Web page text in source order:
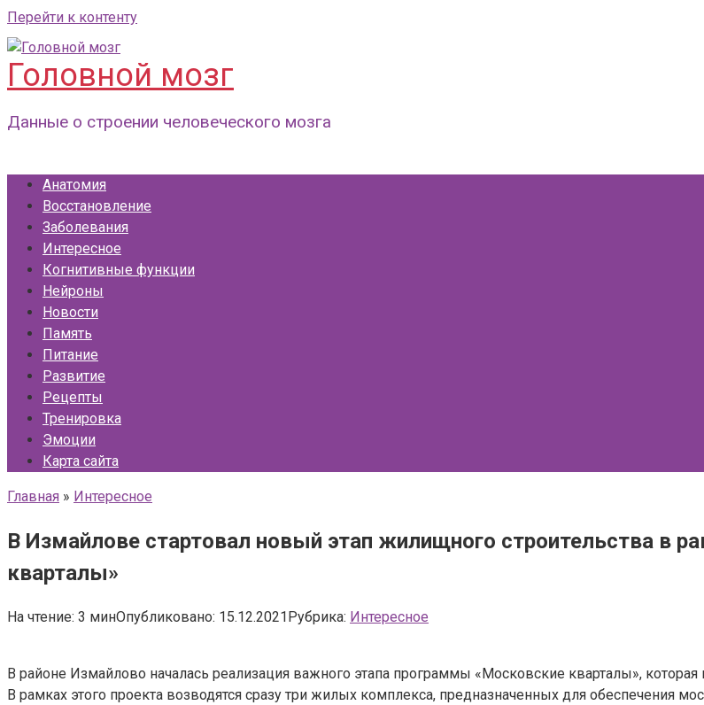
Перейти к контенту
Головной мозг
Данные о строении человеческого мозга
Анатомия
Восстановление
Заболевания
Интересное
Когнитивные функции
Нейроны
Новости
Память
Питание
Развитие
Рецепты
Тренировка
Эмоции
Карта сайта
Главная » Интересное
В Измайлове стартовал новый этап жилищного строительства в
кварталы»
На чтение: 3 минОпубликовано: 15.12.2021Рубрика: Интересное
В районе Измайлово началась реализация важного этапа программы «Московские кварталы»,
В рамках этого проекта возводятся сразу три жилых комплекса, предназначенных для